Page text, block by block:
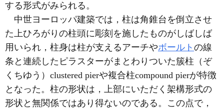
する形式がみられる。
中世ヨーロッパ建築では，柱は角錐台を倒立させ
た上ひろがりの柱頭に彫刻を施したものがしばしば
用いられ，柱身は柱が支えるアーチやボールト の線
条と連続したピラスターがまとわりついた簇柱（ぞ
くちゆう）clustered pierや複合柱compound pierが特徴
となった。柱の形状は，上部にいただく架構形式の
形状と無関係ではあり得ないのである。この点で，